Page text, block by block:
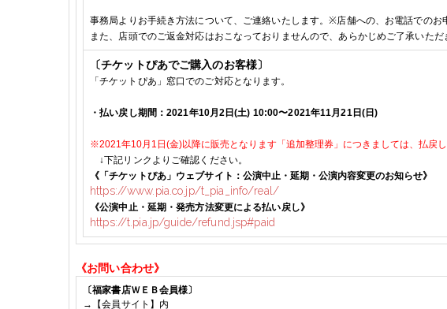
事務局よりお手続き方法について、ご連絡いたします。※店舗への、お電話でのお
また、店頭でのご返金対応はおこなっておりませんので、あらかじめご了承いただ
〔チケットぴあでご購入のお客様〕
「チケットぴあ」窓口でのご対応となります。
・払い戻し期間：2021年10月2日(土) 10:00〜2021年11月21日(日)
※2021年10月1日(金)以降に販売となります「追加整理券」につきましては、払戻し
↓下記リンクよりご確認ください。
《「チケットぴあ」ウェブサイト： 公演中止・延期・公演内容変更のお知らせ》
https://www.pia.co.jp/t_pia_info/real/
《公演中止・延期・発売方法変更による払い戻し》
https://t.pia.jp/guide/refund.jsp#paid
《お問い合わせ》
〔福家書店ＷＥＢ会員様〕
→【会員サイト】内